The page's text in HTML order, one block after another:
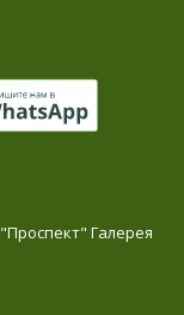
Галерея